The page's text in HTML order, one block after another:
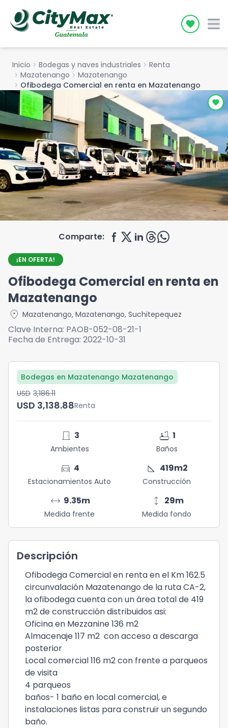
Icon
Inicio chevron_right Bodegas y naves industriales chevron_right Renta
chevron_right Mazatenango chevron_right Mazatenango
chevron_right Ofibodega Comercial en renta en Mazatenango
Comparte:
¡EN OFERTA!
Ofibodega Comercial en renta en
Mazatenango
location_on Mazatenango, Mazatenango, Suchitepequez
Clave Interna: PAOB-052-08-21-1
Fecha de Entrega: 2022-10-31
Bodegas en Mazatenango Mazatenango
USD	3,186.11
USD	3,138.88Renta
door_front 3
Ambientes
bathtub 1
Baños
directions_car 4
Estacionamientos Auto
square_foot 419m2
Construcción
arrow_range 9.35m
Medida frente
height 29m
Medida fondo
Descripción
Ofibodega Comercial en renta en el Km 162.5
circunvalación Mazatenango de la ruta CA-2,
la ofibodega cuenta con un área total de 419
m2 de construcción distribuidos asi:
Oficina en Mezzanine 136 m2
Almacenaje 117 m2 con acceso a descarga
posterior
Local comercial 116 m2 con frente a parqueos
de visita
4 parqueos
baños- 1 baño en local comercial, e
instalaciones listas para construir un segundo
baño.